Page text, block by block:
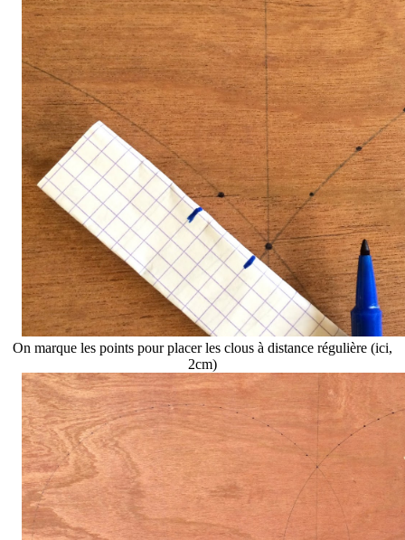
On marque les points pour placer les clous à distance régulière (ici,
2cm)